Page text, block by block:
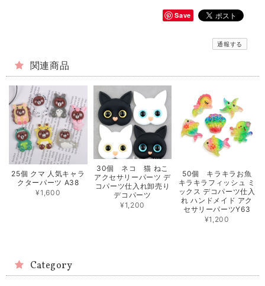
Save
通報する
関連商品
25個 クマ 人気キャラ
クターパーツ A38
¥1,600
30個 ネコ 猫 ねこ
アクセサリーパーツ デ
コパーツ仕入れ卸売り
デコパーツ
¥1,200
50個 キラキラお魚
キラキラフィッシュ ミ
ックス デコパーツ仕入
れ ハンドメイド アク
セサリーパーツY63
¥1,200
Category